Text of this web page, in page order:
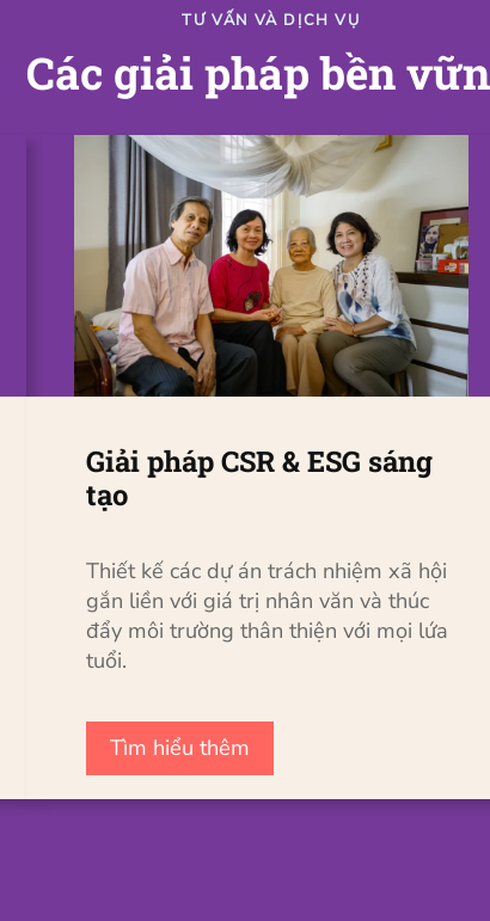
TƯ VẤN VÀ DỊCH VỤ
Các giải pháp bền
Giải pháp CSR & ESG sáng
tạo
Thiết kế các dự án trách nhiệm xã hội
gắn liền với giá trị nhân văn và thúc
đẩy môi trường thân thiện với mọi lứa
tuổi.
Tìm hiểu thêm